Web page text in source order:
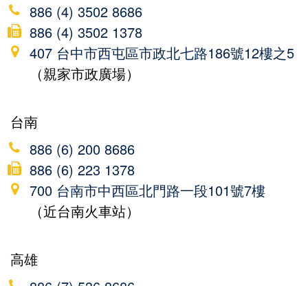
886 (4) 3502 8686
886 (4) 3502 1378
407 台中市西屯區市政北七路186號12樓之5
（親家市政廣場）
台南
886 (6) 200 8686
886 (6) 223 1378
700 台南市中西區北門路一段101號7樓
（近台南火車站）
高雄